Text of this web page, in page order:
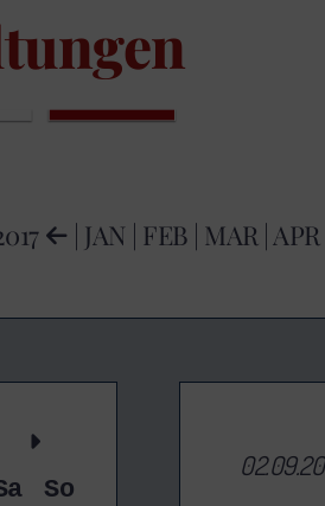
| JAN | FEB | MAR|APR
So